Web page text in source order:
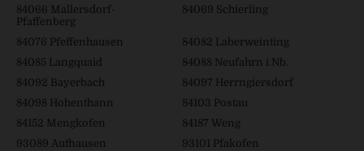
84066 Mallersdorf-
Pfaffenberg
84069 Schierling
84076 Pfeffenhausen
84082 Laberweinting
84085 Langquaid
84088 Neufahrn i.Nb.
84092 Bayerbach
84097 Herrngiersdorf
84098 Hohenthann
84103 Postau
84152 Mengkofen
84187 Weng
93089 Aufhausen
93101 Pfakofen